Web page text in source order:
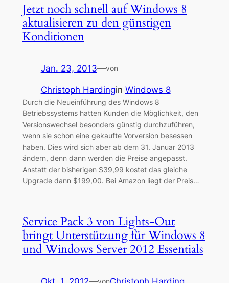
Jetzt noch schnell auf Windows 8
aktualisieren zu den günstigen
Konditionen
Jan. 23, 2013—von
Christoph Hardingin Windows 8
Durch die Neueinführung des Windows 8
Betriebssystems hatten Kunden die Möglichkeit, den
Versionswechsel besonders günstig durchzuführen,
wenn sie schon eine gekaufte Vorversion besessen
haben. Dies wird sich aber ab dem 31. Januar 2013
ändern, denn dann werden die Preise angepasst.
Anstatt der bisherigen $39,99 kostet das gleiche
Upgrade dann $199,00. Bei Amazon liegt der Preis…
Service Pack 3 von Lights-Out
bringt Unterstützung für Windows 8
und Windows Server 2012 Essentials
von